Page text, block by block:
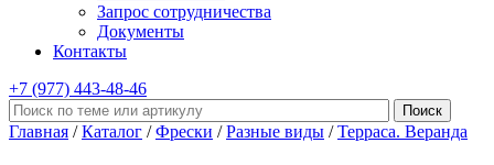
Запрос сотрудничества
Документы
Контакты
+7 (977) 443-48-46
Главная /Каталог /Фрески /Разные виды /Терраса. Веранда